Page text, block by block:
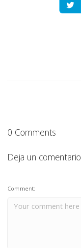
0 Comments
Deja un comentario
Comment: